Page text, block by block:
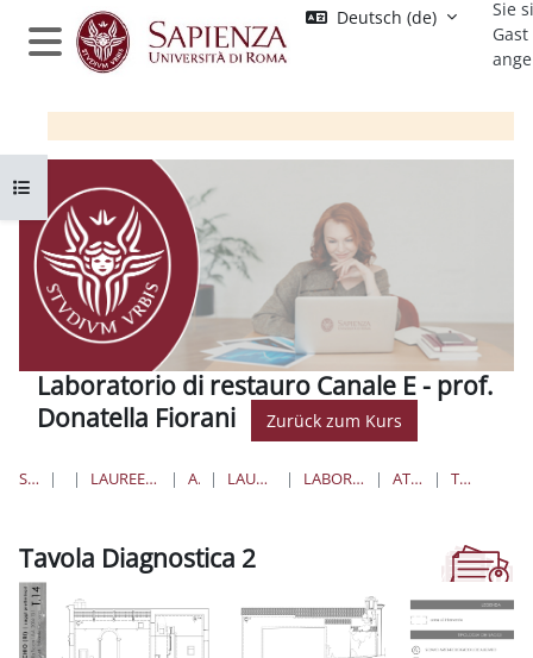
Zum Hauptinhalt
Website-Übersicht
Deutsch ‎(de)‎
Sie
Gast
Laboratorio di restauro Canale E - prof.
Donatella Fiorani
Zurück zum Kurs
STARTSEITE KURSE LAUREE TRIENNALI, MAGISTRALI, A CICLO UNICO ARCHITETTURA LAUREE MAGISTRALI A CICLO UNICO LABORATORIO DI RESTAURO PROF. FIORANI ATTIVITÀ LABORATORIO 9 TAVOLA DIAGNOSTICA 2
Kursindex öffnen
Tavola Diagnostica 2
Abschlussbedingungen